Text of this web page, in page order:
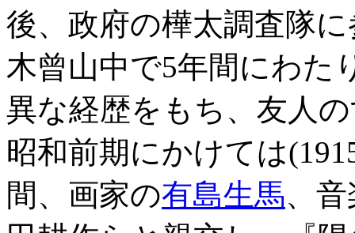
後、政府の樺太調査隊
木曾山中で5年間にわた
異な経歴をもち、友人
昭和前期にかけては
間、画家の有島生馬、